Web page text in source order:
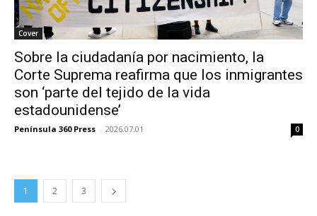
Cover
Sobre la ciudadanía por nacimiento, la
Corte Suprema reafirma que los inmigrantes
son ‘parte del tejido de la vida
estadounidense’
Península 360 Press - 2026.07.01 0
1 2 3